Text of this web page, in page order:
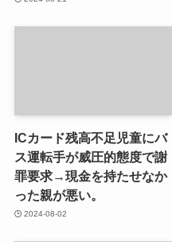
ICカード残高不足児童にバ
ス運転手が威圧的態度で謝
罪要求→現金を持たせなか
った親が悪い。
2024-08-02